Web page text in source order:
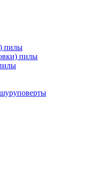
пилы
пилы